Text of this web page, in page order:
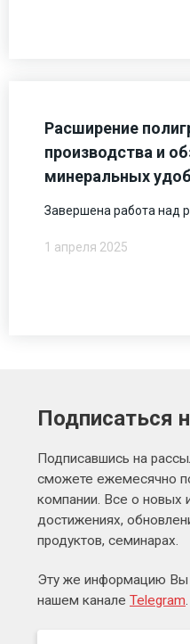
Расширение
производства и
минеральных
Завершена работа над
1 апреля 2025
Подписаться
Подписавшись на
сможете ежемесячно
компании. Все о новых
достижениях,
продуктов, семинарах.
Эту же информацию Вы
нашем канале Telegram.